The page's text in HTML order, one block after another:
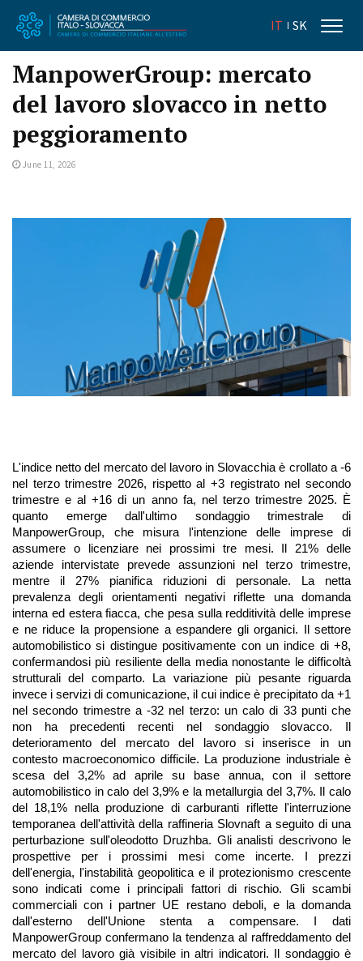
IT SK
ManpowerGroup: mercato
del lavoro slovacco in netto
peggioramento
June 11, 2026
L'indice netto del mercato del lavoro in Slovacchia è crollato a -6
nel terzo trimestre 2026, rispetto al +3 registrato nel secondo
trimestre e al +16 di un anno fa, nel terzo trimestre 2025. È
quanto emerge dall'ultimo sondaggio trimestrale di
ManpowerGroup, che misura l'intenzione delle imprese di
assumere o licenziare nei prossimi tre mesi. Il 21% delle
aziende intervistate prevede assunzioni nel terzo trimestre,
mentre il 27% pianifica riduzioni di personale. La netta
prevalenza degli orientamenti negativi riflette una domanda
interna ed estera fiacca, che pesa sulla redditività delle imprese
e ne riduce la propensione a espandere gli organici. Il settore
automobilistico si distingue positivamente con un indice di +8,
confermandosi più resiliente della media nonostante le difficoltà
strutturali del comparto. La variazione più pesante riguarda
invece i servizi di comunicazione, il cui indice è precipitato da +1
nel secondo trimestre a -32 nel terzo: un calo di 33 punti che
non ha precedenti recenti nel sondaggio slovacco. Il
deterioramento del mercato del lavoro si inserisce in un
contesto macroeconomico difficile. La produzione industriale è
scesa del 3,2% ad aprile su base annua, con il settore
automobilistico in calo del 3,9% e la metallurgia del 3,7%. Il calo
del 18,1% nella produzione di carburanti riflette l'interruzione
temporanea dell'attività della raffineria Slovnaft a seguito di una
perturbazione sull'oleodotto Druzhba. Gli analisti descrivono le
prospettive per i prossimi mesi come incerte. I prezzi
dell'energia, l'instabilità geopolitica e il protezionismo crescente
sono indicati come i principali fattori di rischio. Gli scambi
commerciali con i partner UE restano deboli, e la domanda
dall'esterno dell'Unione stenta a compensare. I dati
ManpowerGroup confermano la tendenza al raffreddamento del
mercato del lavoro già visibile in altri indicatori. Il sondaggio è